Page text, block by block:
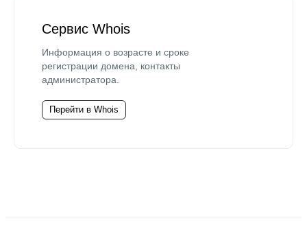
Сервис Whois
Информация о возрасте и сроке
регистрации домена, контакты
администратора.
Перейти в Whois